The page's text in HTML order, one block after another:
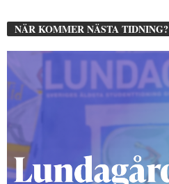
NÄR KOMMER NÄSTA TIDNING?